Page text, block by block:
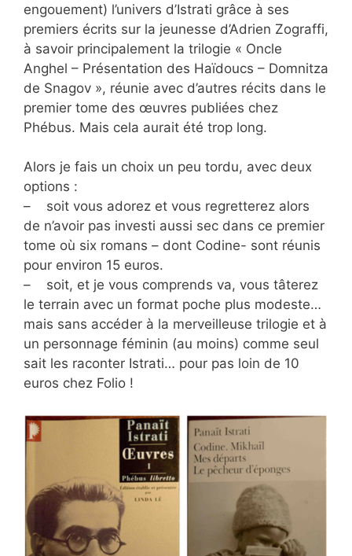
engouement) l’univers d’Istrati grâce à ses
premiers écrits sur la jeunesse d’Adrien Zograffi,
à savoir principalement la trilogie « Oncle
Anghel – Présentation des Haïdoucs – Domnitza
de Snagov », réunie avec d’autres récits dans le
premier tome des œuvres publiées chez
Phébus. Mais cela aurait été trop long.
Alors je fais un choix un peu tordu, avec deux
options :
– soit vous adorez et vous regretterez alors
de n’avoir pas investi aussi sec dans ce premier
tome où six romans – dont Codine- sont réunis
pour environ 15 euros.
– soit, et je vous comprends va, vous tâterez
le terrain avec un format poche plus modeste…
mais sans accéder à la merveilleuse trilogie et à
un personnage féminin (au moins) comme seul
sait les raconter Istrati… pour pas loin de 10
euros chez Folio !